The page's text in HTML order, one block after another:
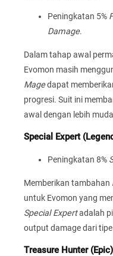
Peningkatan 5%
Damage.
Dalam tahap awal
Evomon masih
Magedapat
progresi. Suit ini
awal dengan lebih
Special Expert
Peningkatan 8%
Memberikan tambahan
untuk Evomon yang
Special Expertadalah
output damage dari
Treasure Hunter (Epic)